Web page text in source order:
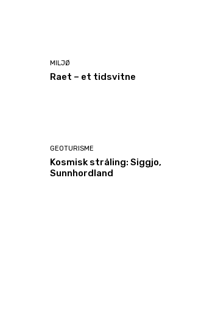
MILJØ
Raet – et tidsvitne
GEOTURISME
Kosmisk stråling: Siggjo,
Sunnhordland